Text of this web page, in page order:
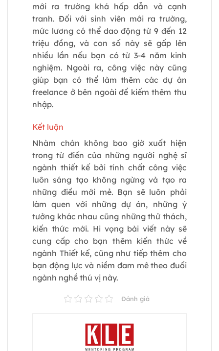
mới ra trường khá hấp dẫn và cạnh
tranh. Đối với sinh viên mới ra trường,
mức lương có thể dao động từ 9 đến 12
triệu đồng, và con số này sẽ gấp lên
nhiều lần nếu bạn có từ 3-4 năm kinh
nghiệm. Ngoài ra, công việc này cũng
giúp bạn có thể làm thêm các dự án
freelance ở bên ngoài để kiếm thêm thu
nhập.
Kết luận
Nhàm chán không bao giờ xuất hiện
trong từ điển của những người nghệ sĩ
ngành thiết kế bởi tính chất công việc
luôn sáng tạo không ngừng và tạo ra
những điều mới mẻ. Bạn sẽ luôn phải
làm quen với những dự án, những ý
tưởng khác nhau cũng những thử thách,
kiến thức mới. Hi vọng bài viết này sẽ
cung cấp cho bạn thêm kiến thức về
ngành Thiết kế, cũng như tiếp thêm cho
bạn động lực và niềm đam mê theo đuổi
ngành nghề thú vị này.
Đánh giá